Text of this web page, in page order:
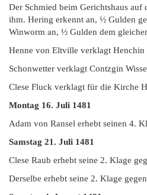
Der Schmied beim Gerichtshaus
ihm. Hering erkennt an, ½ Gulden
Winworm an, ½ Gulden dem
Henne von Eltville verklagt
Schonwetter verklagt Contzgin
Clese Fluck verklagt für die Kirche
Montag 16. Juli 1481
Adam von Ransel erhebt seinen 4.
Samstag 21. Juli 1481
Clese Raub erhebt seine 2. Klage
Derselbe erhebt seine 2. Klage